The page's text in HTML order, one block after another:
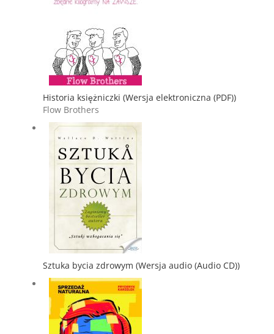
Historia księżniczki (Wersja elektroniczna (PDF))
Flow Brothers
Sztuka bycia zdrowym (Wersja audio (Audio CD))